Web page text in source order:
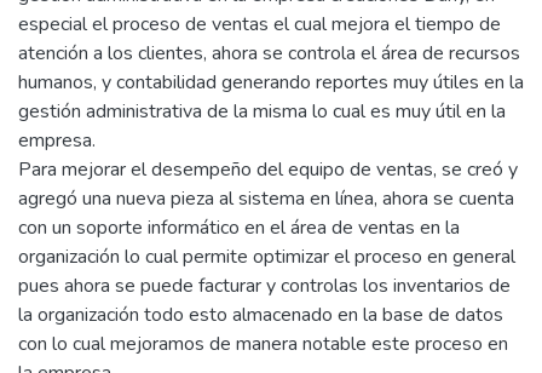
especial el proceso de ventas el cual mejora el tiempo de
atención a los clientes, ahora se controla el área de recursos
humanos, y contabilidad generando reportes muy útiles en la
gestión administrativa de la misma lo cual es muy útil en la
empresa.
Para mejorar el desempeño del equipo de ventas, se creó y
agregó una nueva pieza al sistema en línea, ahora se cuenta
con un soporte informático en el área de ventas en la
organización lo cual permite optimizar el proceso en general
pues ahora se puede facturar y controlas los inventarios de
la organización todo esto almacenado en la base de datos
con lo cual mejoramos de manera notable este proceso en